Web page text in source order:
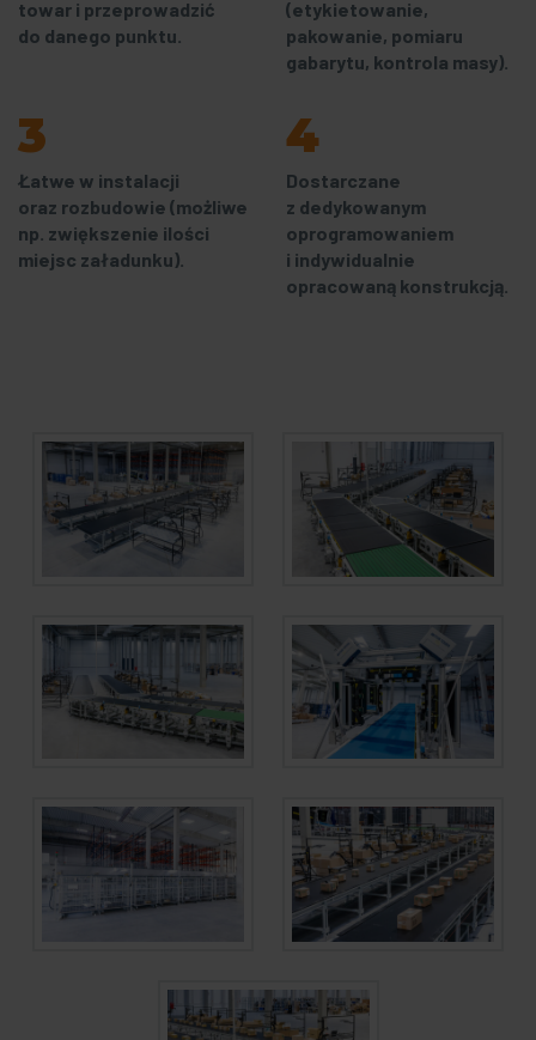
towar i przeprowadzić
do danego punktu.
(etykietowanie,
pakowanie, pomiaru
gabarytu, kontrola masy).
3
Łatwe w instalacji
oraz rozbudowie (możliwe
np. zwiększenie ilości
miejsc załadunku).
4
Dostarczane
z dedykowanym
oprogramowaniem
i indywidualnie
opracowaną konstrukcją.